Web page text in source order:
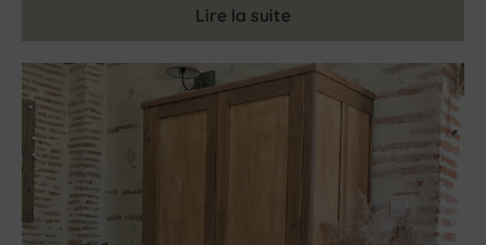
Lire la suite